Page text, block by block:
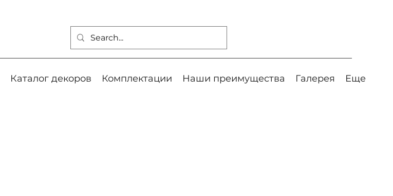
Каталог декоров Комплектации Наши преимущества Галерея Еще